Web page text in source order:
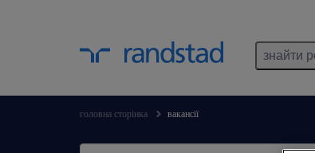
знайти
головна сторінка вакансії